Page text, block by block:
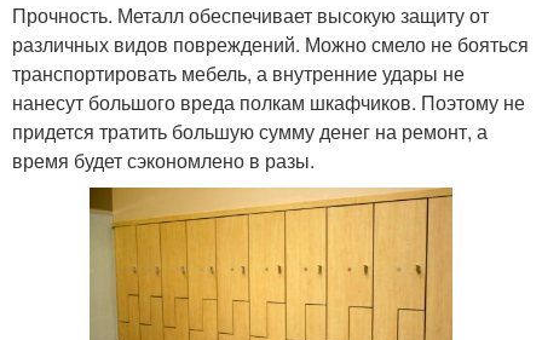
Прочность. Металл обеспечивает высокую защиту от
различных видов повреждений. Можно смело не бояться
транспортировать мебель, а внутренние удары не
нанесут большого вреда полкам шкафчиков. Поэтому не
придется тратить большую сумму денег на ремонт, а
время будет сэкономлено в разы.